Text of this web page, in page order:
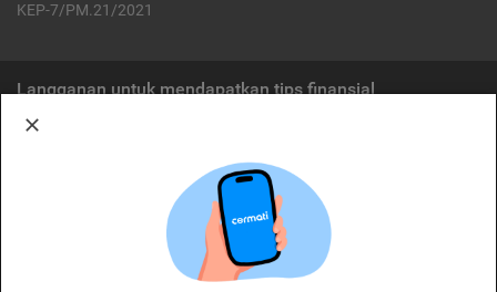
KEP-7/PM.21/2021
Langganan untuk mendapatkan tips finansial
Cermati merupakan penyelenggara agregasi jasa keuangan yang terdaftar di
OJK. Oleh karena itu, produk dan/atau layanan jasa keuangan yang
ditawarkan bukan merupakan produk dan/atau layanan jasa keuangan yang
diterbitkan oleh Cermati dan Cermati tidak bertanggung jawab atas tuntutan